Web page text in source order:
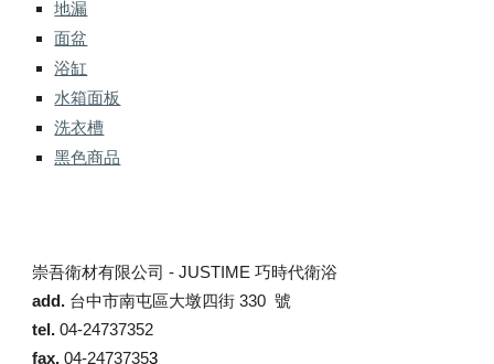
地漏
面盆
浴缸
水箱面板
洗衣槽
黑色商品
崇吾衛材有限公司 -JUSTIME 巧時代衛浴
add. 台中市南屯區大墩四街 330 號
tel.04-24737352
fax.04-24737353